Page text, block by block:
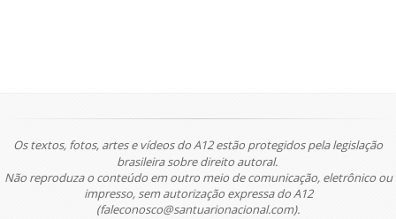
Os textos, fotos, artes e vídeos do A12 estão protegidos pela legislação
brasileira sobre direito autoral.
Não reproduza o conteúdo em outro meio de comunicação, eletrônico ou
impresso, sem autorização expressa do A12
(faleconosco@santuarionacional.com).